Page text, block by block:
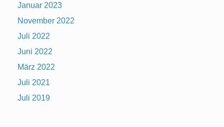
Januar 2023
November 2022
Juli 2022
Juni 2022
März 2022
Juli 2021
Juli 2019